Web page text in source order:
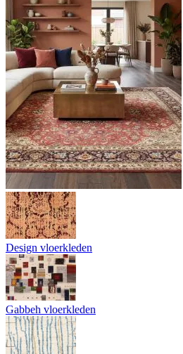
Design vloerkleden
Gabbeh vloerkleden